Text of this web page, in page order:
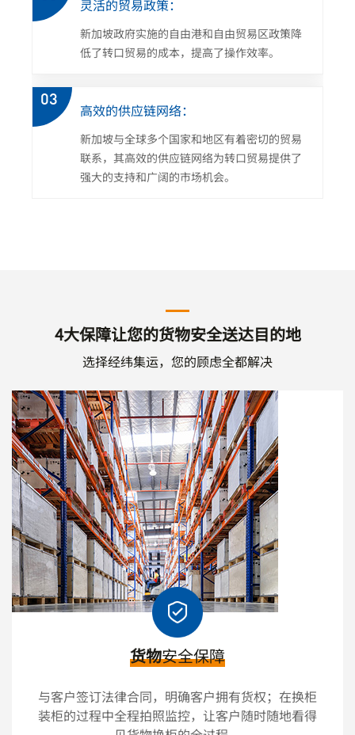
灵活的贸易政策：
新加坡政府实施的自由港和自由贸易区政策降
低了转口贸易的成本，提高了操作效率。
03 高效的供应链网络：
新加坡与全球多个国家和地区有着密切的贸易
联系，其高效的供应链网络为转口贸易提供了
强大的支持和广阔的市场机会。
4大保障让您的货物安全送达目的地
选择经纬集运，您的顾虑全都解决
货物安全保障
与客户签订法律合同，明确客户拥有货权；在换柜
装柜的过程中全程拍照监控，让客户随时随地看得